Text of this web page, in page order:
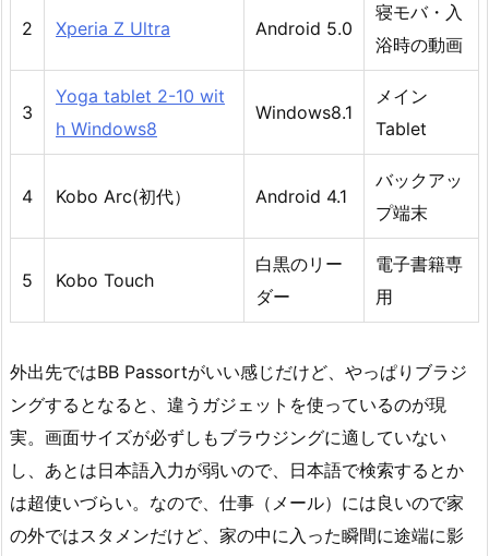
2 Xperia Z Ultra Android 5.0
寝モバ・入
浴時の動画
3
Yoga tablet 2-10 wit
h Windows8
Windows8.1
メイン
Tablet
4 Kobo Arc(初代） Android 4.1
バックアッ
プ端末
5 Kobo Touch
白黒のリー
ダー
電子書籍専
用
外出先ではBB Passortがいい感じだけど、やっぱりブラジ
ングするとなると、違うガジェットを使っているのが現
実。画面サイズが必ずしもブラウジングに適していない
し、あとは日本語入力が弱いので、日本語で検索するとか
は超使いづらい。なので、仕事（メール）には良いので家
の外ではスタメンだけど、家の中に入った瞬間に途端に影